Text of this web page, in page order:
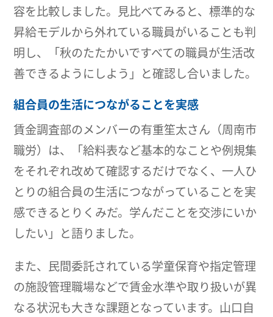
容を比較しました。見比べてみると、標準的な
昇給モデルから外れている職員がいることも判
明し、「秋のたたかいですべての職員が生活改
善できるようにしよう」と確認し合いました。
組合員の生活につながることを実感
賃金調査部のメンバーの有重笙太さん（周南市
職労）は、「給料表など基本的なことや例規集
をそれぞれ改めて確認するだけでなく、一人ひ
とりの組合員の生活につながっていることを実
感できるとりくみだ。学んだことを交渉にいか
したい」と語りました。
また、民間委託されている学童保育や指定管理
の施設管理職場などで賃金水準や取り扱いが異
なる状況も大きな課題となっています。山口自